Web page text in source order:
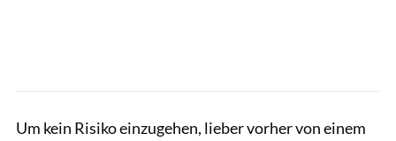
Um kein Risiko einzugehen, lieber vorher von einem